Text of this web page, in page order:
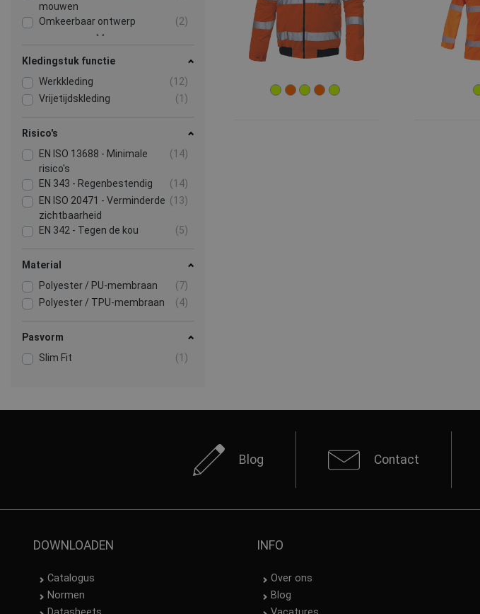
mouwen
Omkeerbaar ontwerp
(2)
Meer
Kledingstuk functie
Werkkleding
(12)
Vrijetijdskleding
(1)
Risico's
EN ISO 13688 - Minimale
risico's
(14)
EN 343 - Regenbestendig
(14)
EN ISO 20471 - Verminderde
zichtbaarheid
(13)
EN 342 - Tegen de kou (5)
Material
Polyester / PU-membraan
(7)
Polyester / TPU-membraan
(4)
Pasvorm
Slim Fit
(1)
Blog Contact
DOWNLOADEN
Catalogus
Normen
INFO
Over ons
Blog